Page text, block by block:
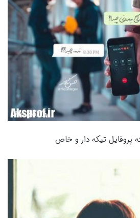
پروفایل تیکه دار و خاص